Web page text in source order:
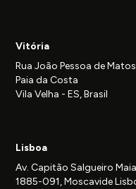
Vitória
Rua João Pessoa de
Paia da Costa
Vila Velha - ES, Brasil
Lisboa
Av. Capitão Salgueiro
1885-091, Moscavide